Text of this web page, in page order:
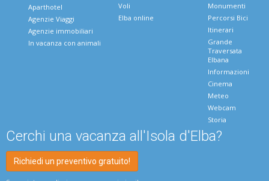
Aparthotel
Agenzie Viaggi
Agenzie immobiliari
In vacanza con animali
Voli
Elba online
Monumenti
Percorsi Bici
Itinerari
Grande
Traversata
Elbana
Informazioni
Cinema
Meteo
Webcam
Storia
Cerchi una vacanza all'Isola d'Elba?
Richiedi un preventivo gratuito!